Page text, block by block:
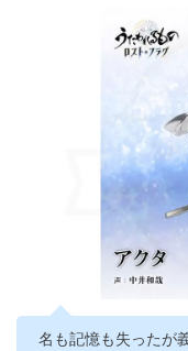
名も記憶も失ったが